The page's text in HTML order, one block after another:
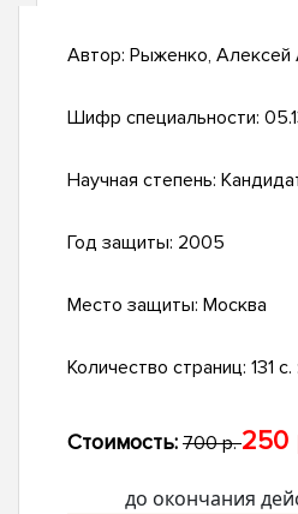
Автор: Рыженко, Алексей
Шифр специальности:
Научная степень:
Год защиты: 2005
Место защиты: Москва
Количество страниц: 131
Стоимость: 700 р.250
до окончания